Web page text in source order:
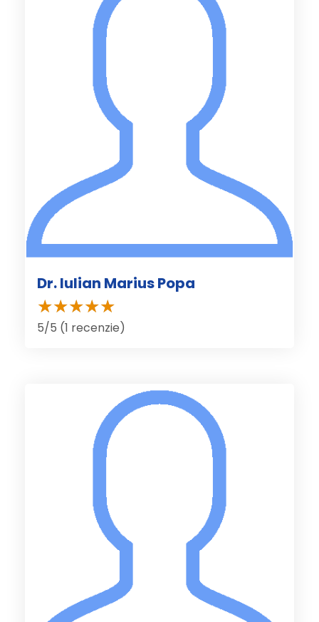
Dr. Iulian Marius Popa
5/5 (1 recenzie)